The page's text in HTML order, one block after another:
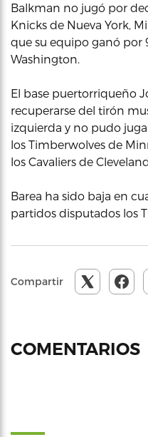
Balkman no jugó por
Knicks de Nueva York,
que su equipo ganó por
Washington.
El base puertorriqueño
recuperarse del tirón
izquierda y no pudo
los Timberwolves de
los Cavaliers de
Barea ha sido baja en
partidos disputados los
Compartir
COMENTARIOS